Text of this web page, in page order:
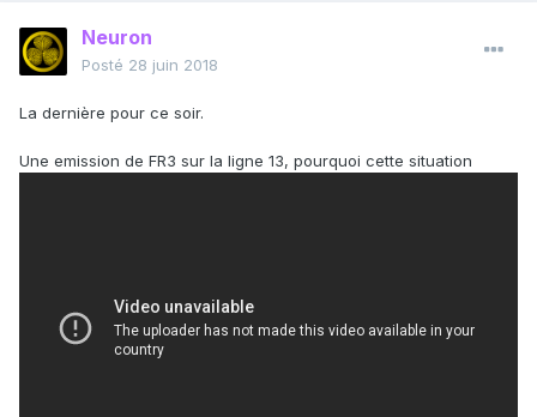
Neuron
Posté 28 juin 2018
La dernière pour ce soir.
Une emission de FR3 sur la ligne 13, pourquoi cette situation